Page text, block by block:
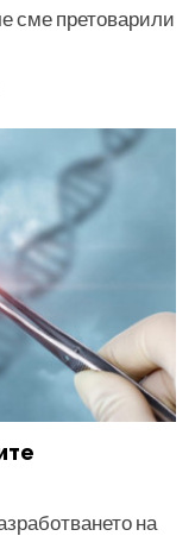
сме претоварили
на